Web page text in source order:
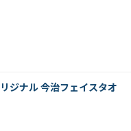
ジナル 今治フェイスタオ